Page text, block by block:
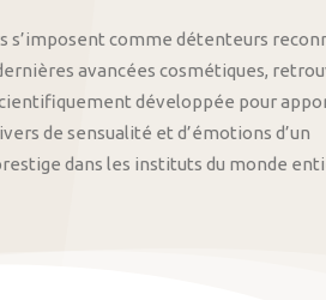
s’imposent comme détenteurs
avancées cosmétiques,
développée pour
de sensualité et d’émotions d’un
dans les instituts du monde